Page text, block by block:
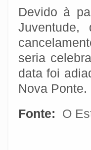
Devido à
Juventude,
seria
data foi
Nova Ponte.
Fonte:
O